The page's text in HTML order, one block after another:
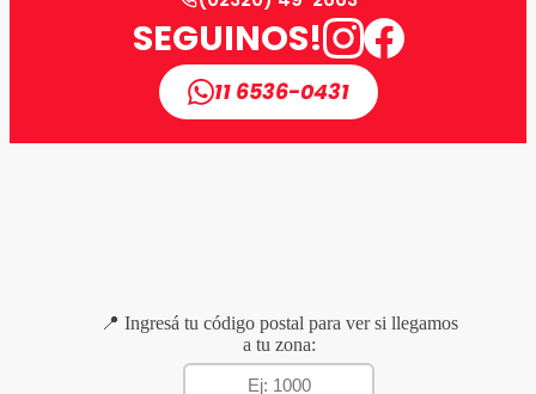
SEGUINOS!
11 6536-0431
📍 Ingresá tu código postal para ver si llegamos
a tu zona: